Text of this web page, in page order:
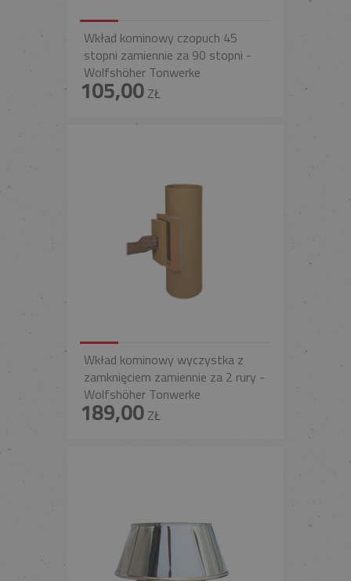
Wkład kominowy czopuch 45
stopni zamiennie za 90 stopni -
Wolfshöher Tonwerke
105,00ZŁ
Wkład kominowy wyczystka z
zamknięciem zamiennie za 2 rury -
Wolfshöher Tonwerke
189,00ZŁ